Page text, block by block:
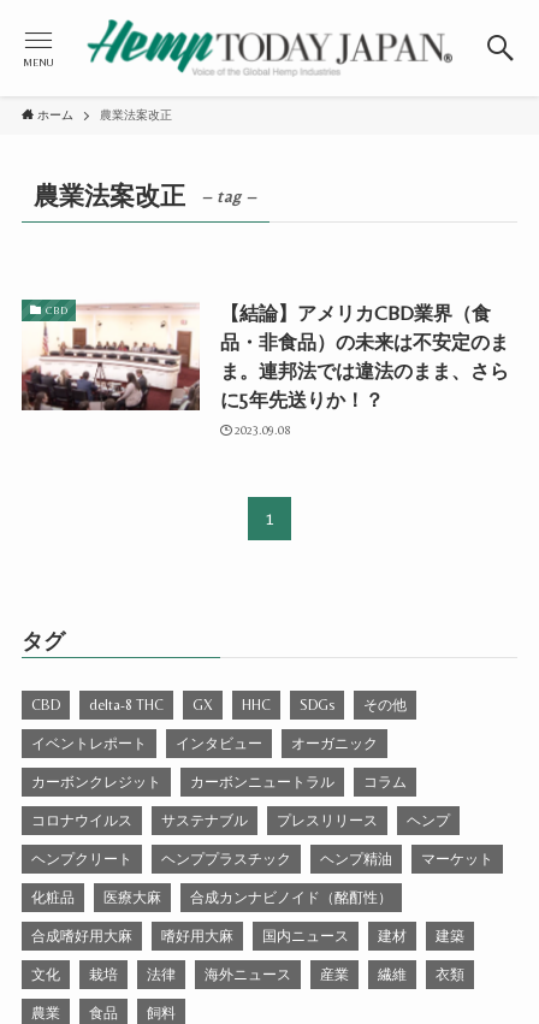
MENU
ホーム 農業法案改正
農業法案改正 – tag –
CBD
【結論】アメリカCBD業界（食
品・非食品）の未来は不安定のま
ま。連邦法では違法のまま、さら
に5年先送りか！？
2023.09.08
1
タグ
CBD delta-8 THC GX HHC SDGs その他
イベントレポート インタビュー オーガニック
カーボンクレジット カーボンニュートラル コラム
コロナウイルス サステナブル プレスリリース ヘンプ
ヘンプクリート ヘンププラスチック ヘンプ精油 マーケット
化粧品 医療大麻 合成カンナビノイド（酩酊性）
合成嗜好用大麻 嗜好用大麻 国内ニュース 建材 建築
文化 栽培 法律 海外ニュース 産業 繊維 衣類
農業 食品 飼料